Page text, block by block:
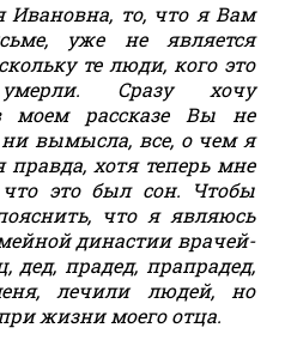
Ивановна, то, что я Вам
уже не является
те люди, кого это
Сразу хочу
моем рассказе Вы не
вымысла, все, о чем я
правда, хотя теперь мне
это был сон. Чтобы
что я являюсь
династии врачей-
дед, прадед, прапрадед,
лечили людей, но
жизни моего отца.